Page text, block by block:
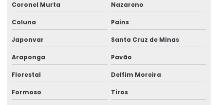
Coronel Murta Nazareno
Coluna Pains
Japonvar Santa Cruz de Minas
Araponga Pavão
Florestal Delfim Moreira
Formoso Tiros